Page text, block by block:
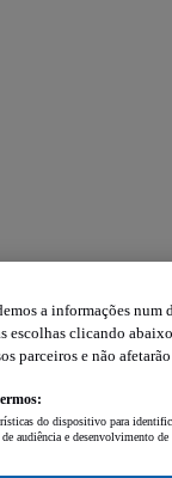
a informações
escolhas clicando
parceiros e não
do dispositivo para
audiência e desenvolvimento de